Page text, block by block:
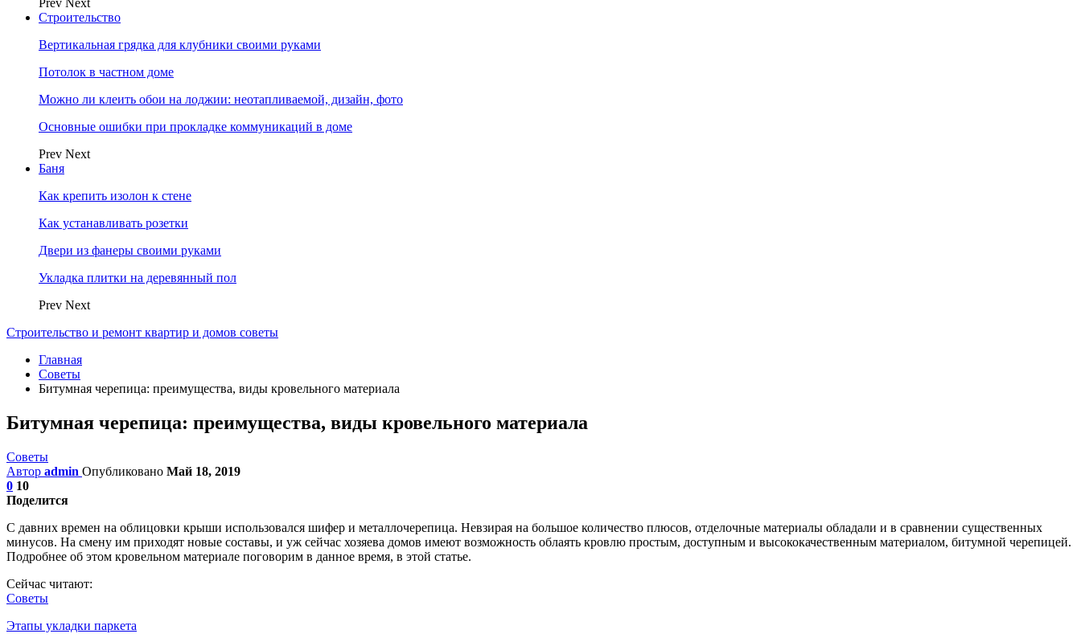
Prev Next
Строительство
Вертикальная грядка для клубники своими руками
Потолок в частном доме
Можно ли клеить обои на лоджии: неотапливаемой, дизайн, фото
Основные ошибки при прокладке коммуникаций в доме
Prev Next
Баня
Как крепить изолон к стене
Как устанавливать розетки
Двери из фанеры своими руками
Укладка плитки на деревянный пол
Prev Next
Строительство и ремонт квартир и домов советы
Главная
Советы
Битумная черепица: преимущества, виды кровельного материала
Битумная черепица: преимущества, виды кровельного материала
Советы
Автор admin Опубликовано Май 18, 2019
0 10
Поделится
С давних времен на облицовки крыши использовался шифер и металлочерепица. Невзирая на большое количество плюсов, отделочные материалы обладали и в сравнении существенных
минусов. На смену им приходят новые составы, и уж сейчас хозяева домов имеют возможность облаять кровлю простым, доступным и высококачественным материалом, битумной черепицей.
Подробнее об этом кровельном материале поговорим в данное время, в этой статье.
Сейчас читают:
Советы
Этапы укладки паркета